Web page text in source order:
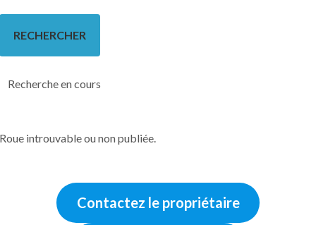
Recherche en cours
Roue introuvable ou non publiée.
Contactez le propriétaire